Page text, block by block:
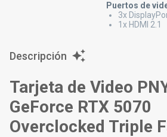
Puertos de
3x
1x HDMI 2.1
Descripción
Tarjeta de Video
GeForce RTX 5070
Overclocked Triple